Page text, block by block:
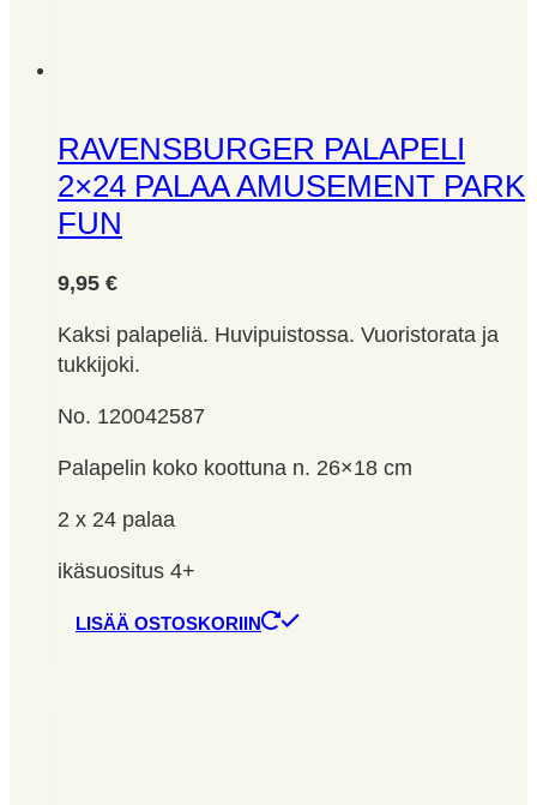
RAVENSBURGER PALAPELI
2×24 PALAA AMUSEMENT PARK
FUN
9,95 €
Kaksi palapeliä. Huvipuistossa. Vuoristorata ja
tukkijoki.
No. 120042587
Palapelin koko koottuna n. 26×18 cm
2 x 24 palaa
ikäsuositus 4+
LISÄÄ OSTOSKORIIN